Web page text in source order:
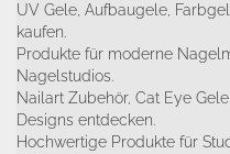
UV Gele, Aufbaugele,
kaufen.
Produkte für moderne
Nagelstudios.
Nailart Zubehör, Cat Eye
Designs entdecken.
Hochwertige Produkte für